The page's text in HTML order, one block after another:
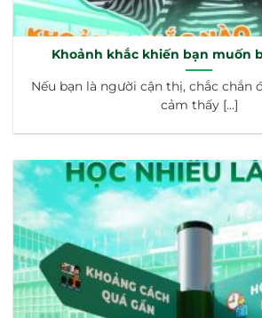
Khoảnh khắc khiến bạn muốn
Nếu bạn là người cận thị, chắc chắn
cảm thấy [...]